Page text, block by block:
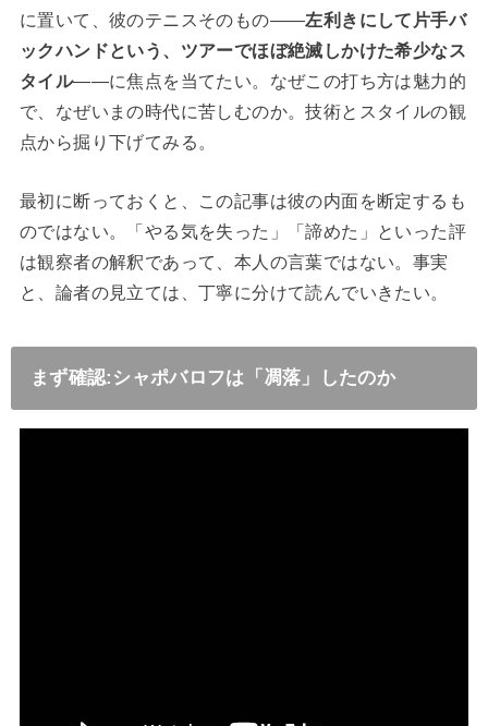
に置いて、彼のテニスそのもの——左利きにして片手バ
ックハンドという、ツアーでほぼ絶滅しかけた希少なス
タイル——に焦点を当てたい。なぜこの打ち方は魅力的
で、なぜいまの時代に苦しむのか。技術とスタイルの観
点から掘り下げてみる。
最初に断っておくと、この記事は彼の内面を断定するも
のではない。「やる気を失った」「諦めた」といった評
は観察者の解釈であって、本人の言葉ではない。事実
と、論者の見立ては、丁寧に分けて読んでいきたい。
まず確認:シャポバロフは「凋落」したのか